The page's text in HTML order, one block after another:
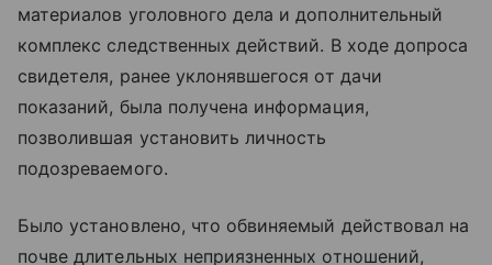
материалов уголовного дела и дополнительный
комплекс следственных действий. В ходе допроса
свидетеля, ранее уклонявшегося от дачи
показаний, была получена информация,
позволившая установить личность
подозреваемого.
Было установлено, что обвиняемый действовал на
почве длительных неприязненных отношений,